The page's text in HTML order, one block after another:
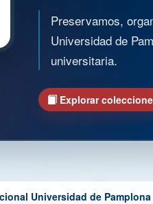
Preservamos,
Universidad de
universitaria.
Explorar
Universidad de Pamplona